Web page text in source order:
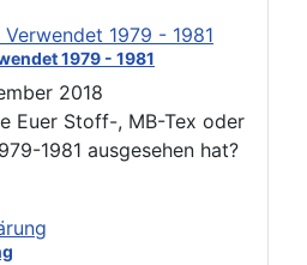
1979 - 1981
2018
Euer Stoff-, MB-Tex oder
1981 ausgesehen hat?